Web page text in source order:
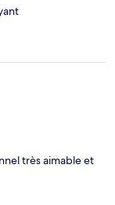
très aimable et